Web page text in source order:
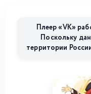
Плеер «VK»
Поскольку
территории